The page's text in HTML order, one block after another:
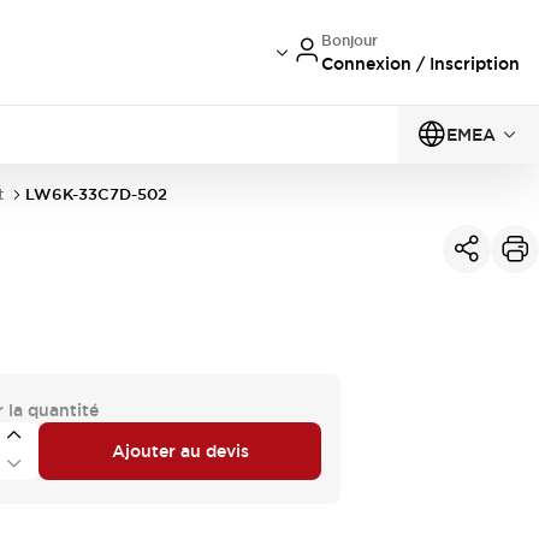
Bonjour
Connexion / Inscription
EMEA
LW6K-33C7D-502
la quantité
Ajouter au devis